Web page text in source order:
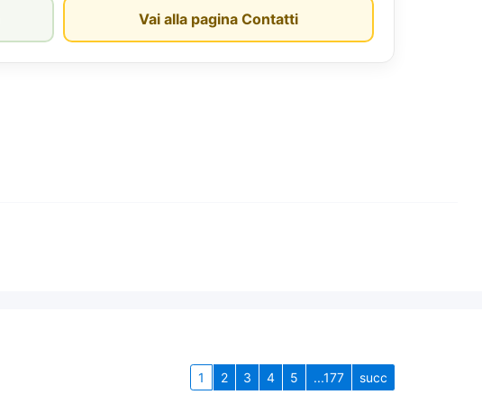
Vai alla pagina Contatti
1 2 3 4 5 ...177 succ